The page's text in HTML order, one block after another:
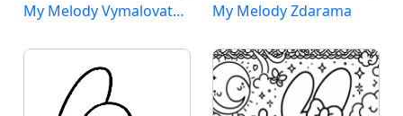
My Melody Vymalovatelné pro Děti My Melody Zdarama